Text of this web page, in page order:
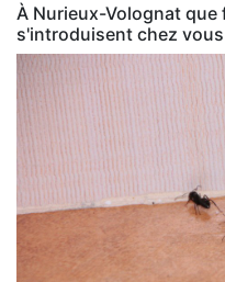
À Nurieux-Volognat
s'introduisent chez vous